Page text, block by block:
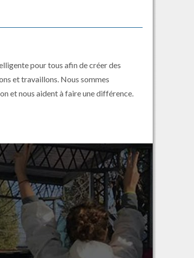
pour tous afin de créer des
et travaillons. Nous sommes
et nous aident à faire une différence.